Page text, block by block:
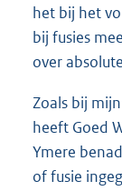
het bij het
bij fusies
over
Zoals bij
heeft Goed
Ymere
of fusie